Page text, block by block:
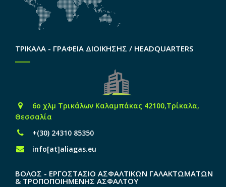
ΤΡΙΚΑΛΑ - ΓΡΑΦΕΙΑ ΔΙΟΙΚΗΣΗΣ / HEADQUARTERS
6o χλμ Τρικάλων Καλαμπάκας 42100,Τρίκαλα,
Θεσσαλία
+(30) 24310 85350
info[at]aliagas.eu
ΒΟΛΟΣ - ΕΡΓΟΣΤΑΣΙΟ ΑΣΦΑΛΤΙΚΩΝ ΓΑΛΑΚΤΩΜΑΤΩΝ
& ΤΡΟΠΟΠΟΙΗΜΕΝΗΣ ΑΣΦΑΛΤΟΥ